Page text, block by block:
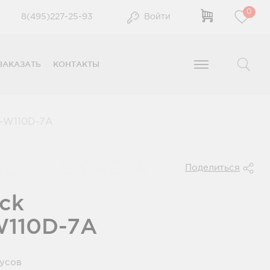
8(495)227-25-93 Войти
0
КОНТАКТЫ
Поделиться
7A